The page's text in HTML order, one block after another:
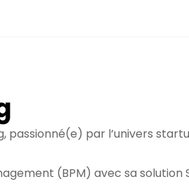
passionné(e) par l’univers
(BPM) avec sa